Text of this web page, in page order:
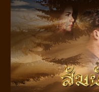
Previous